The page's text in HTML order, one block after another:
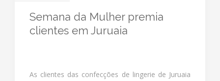
Semana da Mulher premia
clientes em Juruaia
As clientes das confecções de lingerie de Juruaia